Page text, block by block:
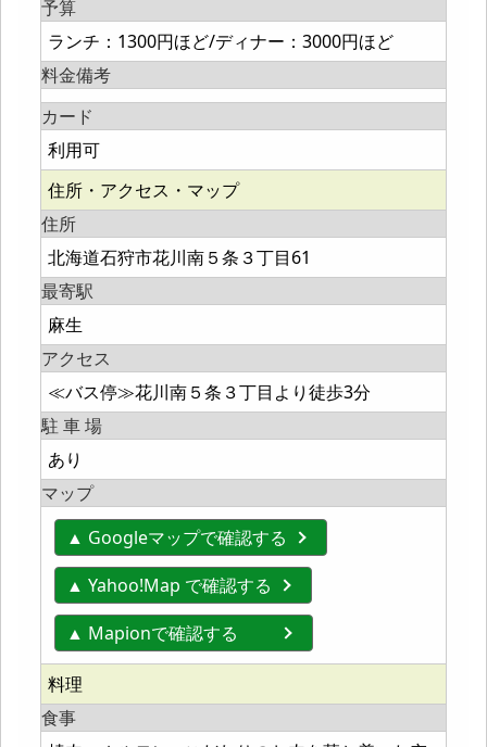
予算
ランチ：1300円ほど/ディナー：3000円ほど
料金備考
カード
利用可
住所・アクセス・マップ
住所
北海道石狩市花川南５条３丁目61
最寄駅
麻生
アクセス
≪バス停≫花川南５条３丁目より徒歩3分
駐 車 場
あり
マップ
▲ Googleマップで確認する
▲ Yahoo!Map で確認する
▲ Mapionで確認する
料理
食事